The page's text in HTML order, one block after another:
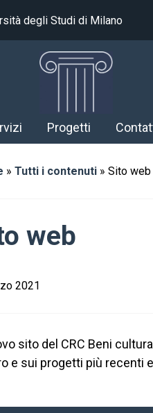
degli Studi di Milano
Progetti
» Tutti i contenuti » Sito web
web
2021
sito del CRC Beni
e sui progetti più recenti